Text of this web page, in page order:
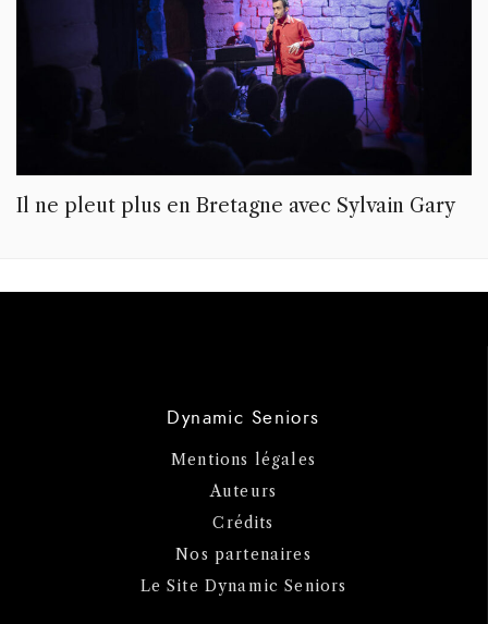
Il ne pleut plus en Bretagne avec Sylvain Gary
Dynamic Seniors
Mentions légales
Auteurs
Crédits
Nos partenaires
Le Site Dynamic Seniors